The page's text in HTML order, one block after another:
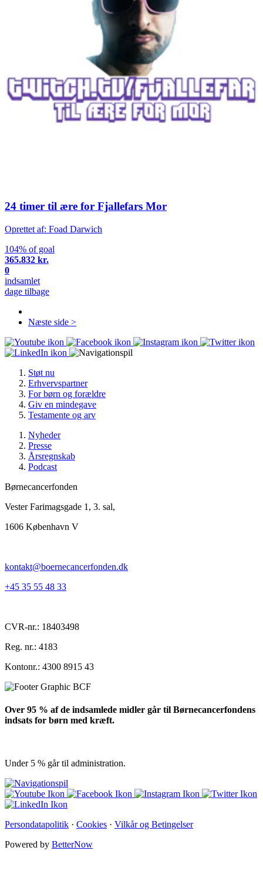
24 timer til ære for Fjallefars Mor
Oprettet af: Foad Darwich
104% of goal
365.832 kr.
0
indsamlet
dage tilbage
Næste side >
Støt nu
Erhvervspartner
For børn og forældre
Giv en mindegave
Testamente og arv
Nyheder
Presse
Årsregnskab
Podcast
Børnecancerfonden
Vester Farimagsgade 1, 3. sal,
1606 København V
kontakt@boernecancerfonden.dk
+45 35 55 48 33
CVR-nr.: 18403498
Reg. nr.: 4183
Kontonr.: 4300 8915 43
Over 95 % af de indsamlede midler går til Børnecancerfondens
indsats for børn med kræft.
Under 5 % går til administration.
Persondatapolitik · Cookies · Vilkår og Betingelser
Powered by BetterNow